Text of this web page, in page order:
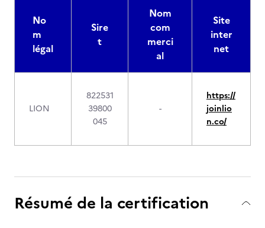
No
m
légal
Sire
t
Nom
com
merci
al
Site
inter
net
LION
822531
39800
045
-
https://
joinlio
n.co/
Résumé de la certification